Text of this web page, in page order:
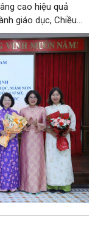
cao hiệu quả
giáo dục, Chiều
Hội nghị công
lại các trường
bộ trực thuộc cơ
dục trên địa bàn